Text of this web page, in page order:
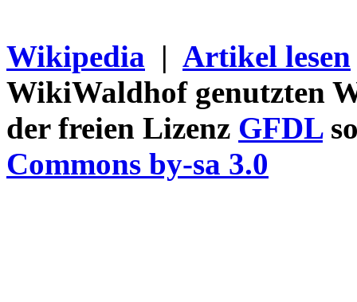
Wikipedia | Artikel lesen
WikiWaldhof genutzten
der freien Lizenz GFDL
Commons by-sa 3.0